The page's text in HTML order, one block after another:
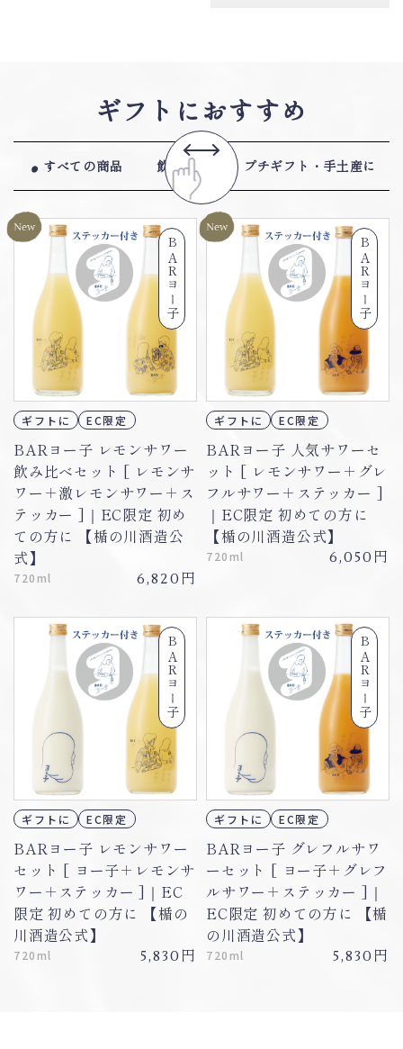
ギフトにおすすめ
すべての商品 飲み比べ プチギフト・手土産に
BARヨー子
ギフトに EC限定
BARヨー子 レモンサワー
飲み比べセット [ レモンサ
ワー＋激レモンサワー＋ス
テッカー ]｜EC限定 初め
ての方に 【楯の川酒造公
式】
720ml 6,820 円
BARヨー子
ギフトに EC限定
BARヨー子 人気サワーセ
ット [ レモンサワー＋グレ
フルサワー＋ステッカー ]
｜EC限定 初めての方に
【楯の川酒造公式】
720ml 6,050 円
BARヨー子
ギフトに EC限定
BARヨー子 レモンサワー
セット [ ヨー子＋レモンサ
ワー＋ステッカー ]｜EC
限定 初めての方に 【楯の
川酒造公式】
720ml 5,830 円
BARヨー子
ギフトに EC限定
BARヨー子 グレフルサワ
ーセット [ ヨー子＋グレフ
ルサワー＋ステッカー ]｜
EC限定 初めての方に 【楯
の川酒造公式】
720ml 5,830 円